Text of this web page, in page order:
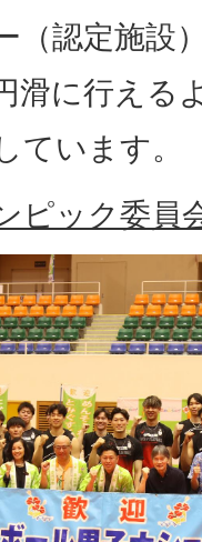
（認定施設
滑に行える
ています。
ピック委員